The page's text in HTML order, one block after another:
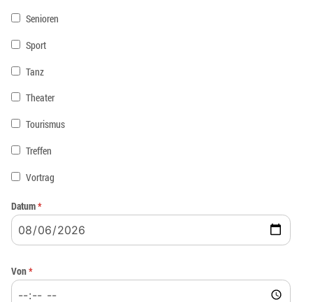
Senioren
Sport
Tanz
Theater
Tourismus
Treffen
Vortrag
Datum*
Von*